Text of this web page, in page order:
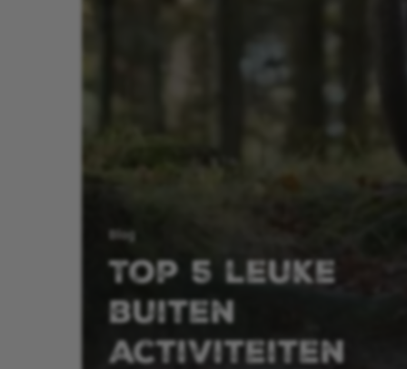
Blog
Top 5 leuke
buiten
activiteiten